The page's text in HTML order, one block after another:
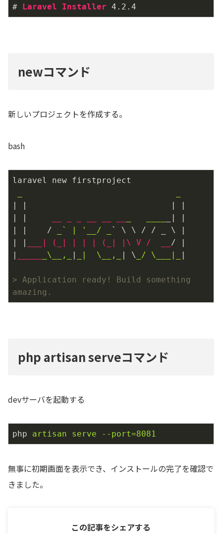
#
Laravel Installer 4 .2 .4
newコマンド
新しいプロジェクトを作成する。
bash
laravel new firstproject
| |    /
_` | '_ _/ _
` \ \ / / _ \ |
___| (_| | | | (_| |\ V /  __ / |
_\_ _,_ _|  \_ _,_ | \ _/ \_
> Application ready! Build something
amazing.
php artisan serveコマンド
devサーバを起動する
php artisan serve --port=8081
無事に初期画面を表示でき、インストールの完了を確認で
きました。
この記事をシェアする